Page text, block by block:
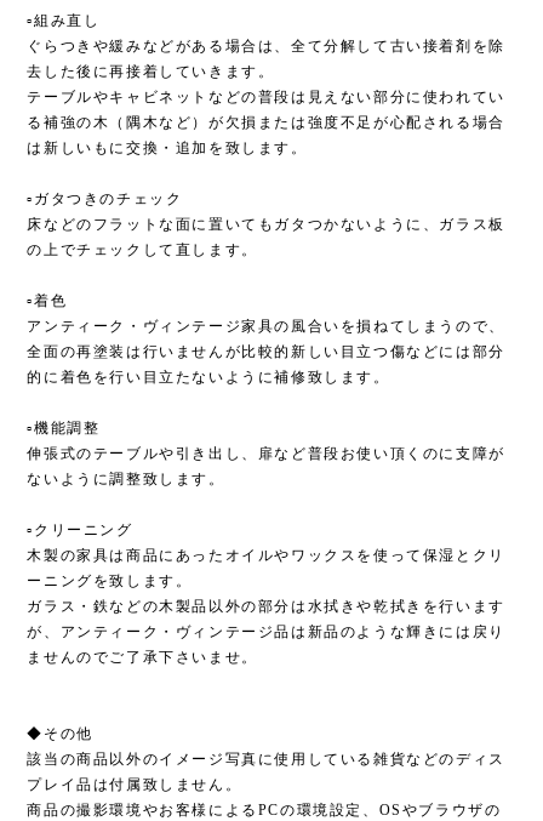
▫︎組み直し
ぐらつきや緩みなどがある場合は、全て分解して古い接着剤を除
去した後に再接着していきます。
テーブルやキャビネットなどの普段は見えない部分に使われてい
る補強の木（隅木など）が欠損または強度不足が心配される場合
は新しいもに交換・追加を致します。
▫︎ガタつきのチェック
床などのフラットな面に置いてもガタつかないように、ガラス板
の上でチェックして直します。
▫︎着色
アンティーク・ヴィンテージ家具の風合いを損ねてしまうので、
全面の再塗装は行いませんが比較的新しい目立つ傷などには部分
的に着色を行い目立たないように補修致します。
▫︎機能調整
伸張式のテーブルや引き出し、扉など普段お使い頂くのに支障が
ないように調整致します。
▫︎クリーニング
木製の家具は商品にあったオイルやワックスを使って保湿とクリ
ーニングを致します。
ガラス・鉄などの木製品以外の部分は水拭きや乾拭きを行います
が、アンティーク・ヴィンテージ品は新品のような輝きには戻り
ませんのでご了承下さいませ。
◆その他
該当の商品以外のイメージ写真に使用している雑貨などのディス
プレイ品は付属致しません。
商品の撮影環境やお客様によるPCの環境設定、OSやブラウザの